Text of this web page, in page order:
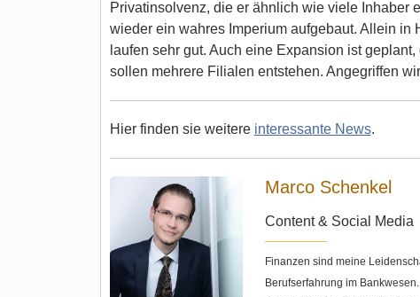
Privatinsolvenz, die er ähnlich wie viele Inhaber
wieder ein wahres Imperium aufgebaut. Allein in
laufen sehr gut. Auch eine Expansion ist
sollen mehrere Filialen entstehen. Angegriffen
Hier finden sie weitere interessante News.
Marco Schenkel
Content & Social Media
Finanzen sind meine
Berufserfahrung im